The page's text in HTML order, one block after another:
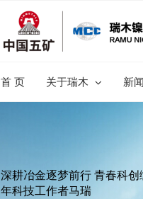
首 页 关于瑞木 新
深耕冶金逐梦前行 青春科
年科技工作者马瑞